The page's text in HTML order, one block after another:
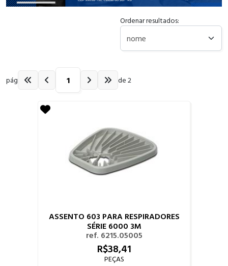
Ordenar resultados:
pág de 2
ASSENTO 603 PARA RESPIRADORES
SÉRIE 6000 3M
ref. 6215.05005
R$38,41
PEÇAS